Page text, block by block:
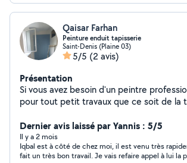
Qaisar Farhan
Peinture enduit tapisserie
Saint-Denis (Plaine 03)
5/5 (2 avis)
Présentation
Si vous avez besoin d'un peintre
pour tout petit travaux que ce soit de la
Dernier avis laissé par Yannis : 5/5
Il y a 2 mois
Iqbal est à côté de chez moi, il est venu très
fait un très bon travail. Je vais refaire appel à lui la